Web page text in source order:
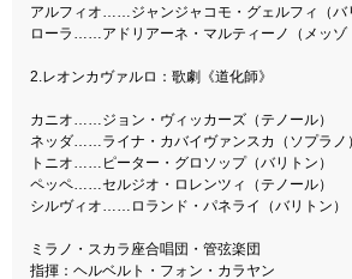
アルフィオ……ジャンジャコモ・グェルフィ（バ
ローラ……アドリアーネ・マルティーノ（メッゾ
2.レオンカヴァルロ：歌劇《道化師》
カニオ……ジョン・ヴィッカーズ（テノール）
ネッダ……ライナ・カバイヴァンスカ（ソプラノ）
トニオ……ピーター・グロソップ（バリトン）
ペッペ……セルジオ・ロレンツィ（テノール）
シルヴィオ……ロランド・パネライ（バリトン）
ミラノ・スカラ座合唱団・管弦楽団
指揮：ヘルベルト・フォン・カラヤン